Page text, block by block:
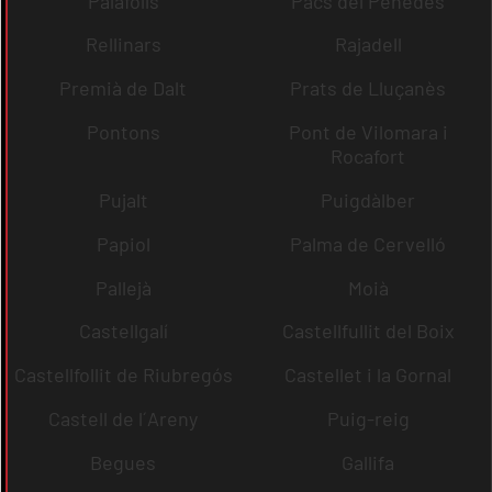
Rellinars
Rajadell
Premià de Dalt
Prats de Lluçanès
Pontons
Pont de Vilomara i
Rocafort
Pujalt
Puigdàlber
Papiol
Palma de Cervelló
Pallejà
Moià
Castellgalí
Castellfullit del Boix
Castellfollit de Riubregós
Castellet i la Gornal
Castell de l´Areny
Puig-reig
Begues
Gallifa